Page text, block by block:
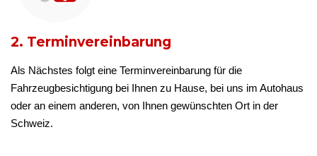
2. Terminvereinbarung
Als Nächstes folgt eine Terminvereinbarung für die
Fahrzeugbesichtigung bei Ihnen zu Hause, bei uns im Autohaus
oder an einem anderen, von Ihnen gewünschten Ort in der
Schweiz.